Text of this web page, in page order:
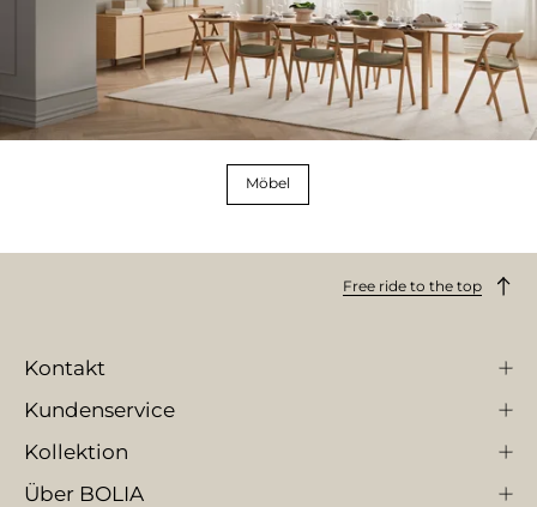
Möbel
Free ride to the top
Kontakt
Kundenservice
Kollektion
Über BOLIA